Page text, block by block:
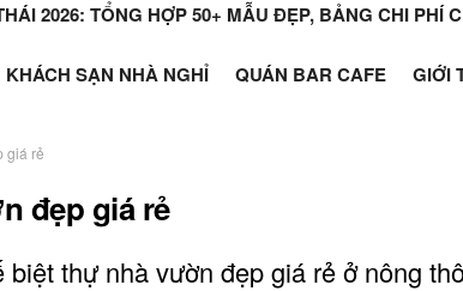
2026: TỔNG HỢP 50+ MẪU ĐẸP, BẢNG CHI PHÍ
KHÁCH SẠN NHÀ NGHỈ QUÁN BAR CAFE GIỚI
giá rẻ
đẹp giá rẻ
biệt thự nhà vườn đẹp giá rẻ ở nông